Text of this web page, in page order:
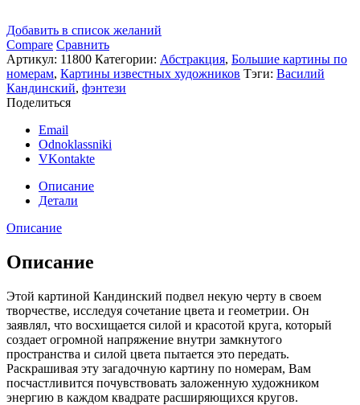
Добавить в список желаний
Compare Сравнить
Артикул: 11800 Категории: Абстракция, Большие картины по
номерам, Картины известных художников Тэги: Василий
Кандинский, фэнтези
Поделиться
Email
Odnoklassniki
VKontakte
Описание
Детали
Описание
Описание
Этой картиной Кандинский подвел некую черту в своем
творчестве, исследуя сочетание цвета и геометрии. Он
заявлял, что восхищается силой и красотой круга, который
создает огромной напряжение внутри замкнутого
пространства и силой цвета пытается это передать.
Раскрашивая эту загадочную картину по номерам, Вам
посчастливится почувствовать заложенную художником
энергию в каждом квадрате расширяющихся кругов.